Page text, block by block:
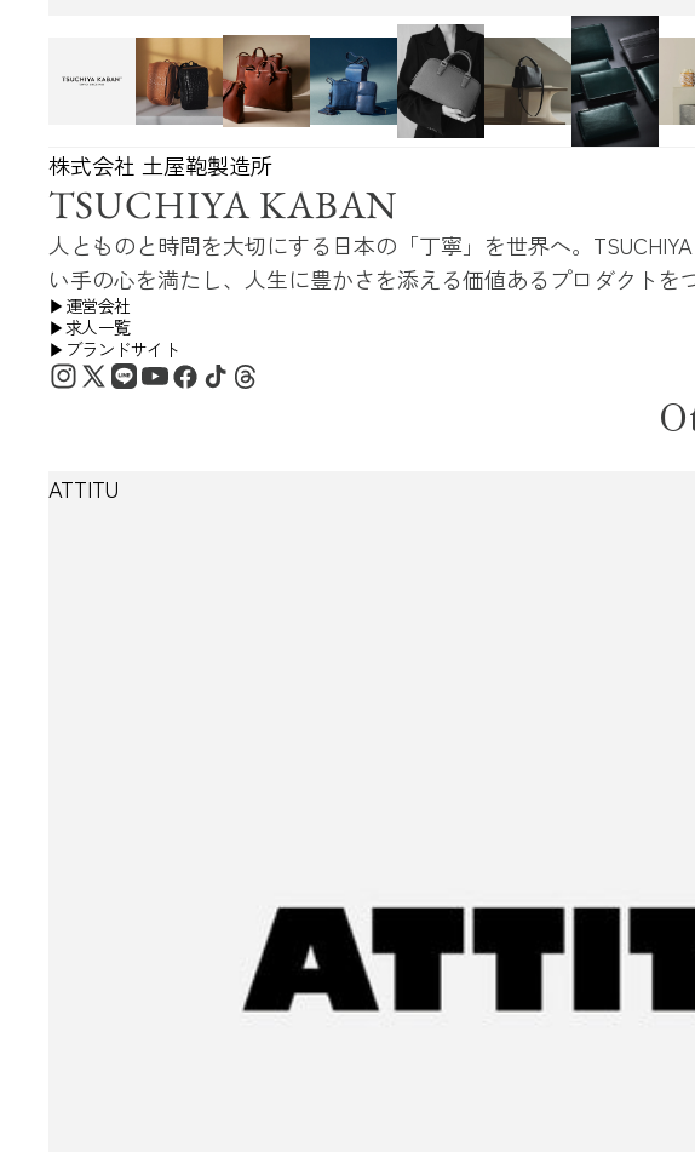
株式会社 土屋鞄製造所
TSUCHIYA KABAN
人とものと時間を大切にする日本の「丁寧」を世界へ。
い手の心を満たし、人生に豊かさを添える価値あるプロダクトを
▶︎運営会社
▶︎求人一覧
▶︎ブランドサイト
ATTITU